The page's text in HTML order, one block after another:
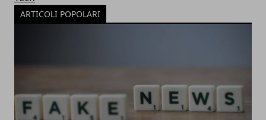
ARTICOLI POPOLARI